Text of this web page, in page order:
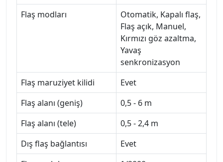
Flaş modları
Otomatik, Kapalı flaş,
Flaş açık, Manuel,
Kırmızı göz azaltma,
Yavaş
senkronizasyon
Flaş maruziyet kilidi
Evet
Flaş alanı (geniş)
0,5 - 6 m
Flaş alanı (tele)
0,5 - 2,4 m
Dış flaş bağlantısı
Evet